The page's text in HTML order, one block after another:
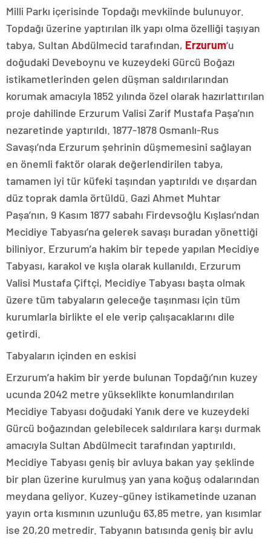
Milli Parkı içerisinde Topdağı mevkiinde bulunuyor.
Topdağı üzerine yaptırılan ilk yapı olma özelliği taşıyan
tabya, Sultan Abdülmecid tarafından, Erzurum‘u
doğudaki Deveboynu ve kuzeydeki Gürcü Boğazı
istikametlerinden gelen düşman saldırılarından
korumak amacıyla 1852 yılında özel olarak hazırlattırılan
proje dahilinde Erzurum Valisi Zarif Mustafa Paşa’nın
nezaretinde yaptırıldı. 1877-1878 Osmanlı-Rus
Savaşı’nda Erzurum şehrinin düşmemesini sağlayan
en önemli faktör olarak değerlendirilen tabya,
tamamen iyi tür küfeki taşından yaptırıldı ve dışardan
düz toprak damla örtüldü. Gazi Ahmet Muhtar
Paşa’nın, 9 Kasım 1877 sabahı Firdevsoğlu Kışlası’ndan
Mecidiye Tabyası’na gelerek savaşı buradan yönettiği
biliniyor. Erzurum’a hakim bir tepede yapılan Mecidiye
Tabyası, karakol ve kışla olarak kullanıldı. Erzurum
Valisi Mustafa Çiftçi, Mecidiye Tabyası başta olmak
üzere tüm tabyaların geleceğe taşınması için tüm
kurumlarla birlikte el ele verip çalışacaklarını dile
getirdi.
Tabyaların içinden en eskisi
Erzurum’a hakim bir yerde bulunan Topdağı’nın kuzey
ucunda 2042 metre yükseklikte konumlandırılan
Mecidiye Tabyası doğudaki Yanık dere ve kuzeydeki
Gürcü boğazından gelebilecek saldırılara karşı durmak
amacıyla Sultan Abdülmecit tarafından yaptırıldı.
Mecidiye Tabyası geniş bir avluya bakan yay şeklinde
bir plan üzerine kurulmuş yan yana koğuş odalarından
meydana geliyor. Kuzey-güney istikametinde uzanan
yayın orta kısmının uzunluğu 63,85 metre, yan kısımlar
ise 20,20 metredir. Tabyanın batısında geniş bir avlu